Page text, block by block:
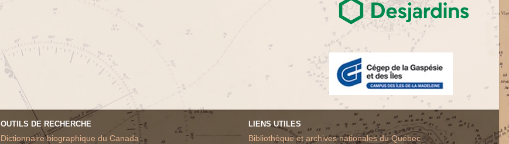
OUTILS DE RECHERCHE
Dictionnaire biographique du Canada
LIENS UTILES
Bibliothèque et archives nationales du Québec